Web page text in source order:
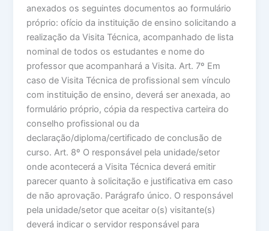
anexados os seguintes documentos ao formulário
próprio: ofício da instituição de ensino solicitando a
realização da Visita Técnica, acompanhado de lista
nominal de todos os estudantes e nome do
professor que acompanhará a Visita. Art. 7º Em
caso de Visita Técnica de profissional sem vínculo
com instituição de ensino, deverá ser anexada, ao
formulário próprio, cópia da respectiva carteira do
conselho profissional ou da
declaração/diploma/certificado de conclusão de
curso. Art. 8º O responsável pela unidade/setor
onde acontecerá a Visita Técnica deverá emitir
parecer quanto à solicitação e justificativa em caso
de não aprovação. Parágrafo único. O responsável
pela unidade/setor que aceitar o(s) visitante(s)
deverá indicar o servidor responsável para